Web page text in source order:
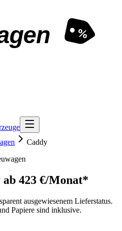
%
Caddy
ab 423 €/Monat*
ausgewiesenem Lieferstatus.
Papiere sind inklusive.